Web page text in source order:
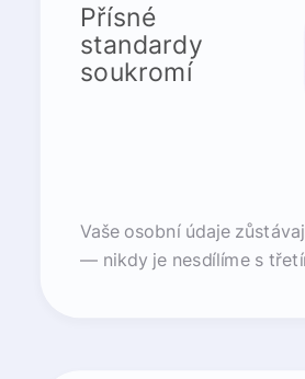
Přísné
standardy
soukromí
Vaše osobní údaje
— nikdy je nesdílíme s